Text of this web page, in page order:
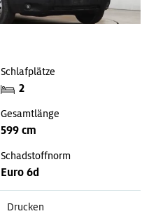
Schlafplätze
2
Gesamtlänge
599 cm
Schadstoffnorm
Euro 6d
Drucken